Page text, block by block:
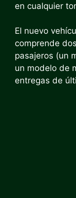
en cualquier
El nuevo
comprende
pasajeros (un
un modelo de
entregas de